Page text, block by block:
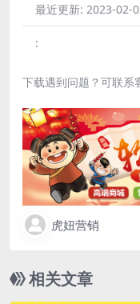
最近更新: 2023-02-
:
下载遇到问题？可联系
虎妞营销
相关文章